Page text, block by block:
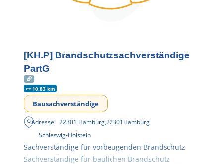
[KH.P] Brandschutzsachverständige
PartG
10.83 km
Bausachverständige
Adresse: 22301 Hamburg,22301Hamburg
Schleswig-Holstein
Sachverständige für vorbeugenden Brandschutz
Sachverständige für baulichen Brandschutz